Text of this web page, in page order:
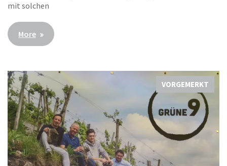
mit solchen
More
VORGEMERKT